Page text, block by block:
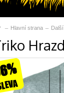
Hlavní strana Další